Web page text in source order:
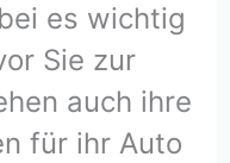
es wichtig
Sie zur
auch ihre
für ihr Auto